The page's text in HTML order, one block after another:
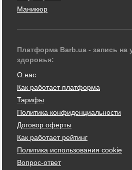
Маникюр
Платформа Barb.ua - запись на
здоровья:
О нас
Как работает платформа
Тарифы
Политика конфиденциальности
Договор оферты
Как работает рейтинг
Политика использования cookie
Вопрос-ответ